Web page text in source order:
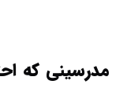
مدرسینی که